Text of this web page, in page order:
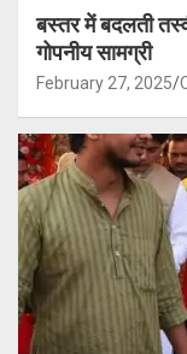
बस्तर में बदलती
गोपनीय सामग्री
February 27, 2025